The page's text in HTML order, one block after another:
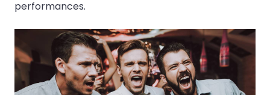
performances.